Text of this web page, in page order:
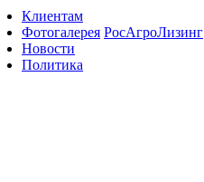
Клиентам
Фотогалерея
Новости
Политика
РосАгроЛизинг